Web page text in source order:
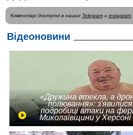
Коментарі доступні в наших Telegramи instagram.
Відеоновини
«Дружина втекла, а
полювання»: з'явилися
подробиці атаки на
Миколаївщини у Херсоні